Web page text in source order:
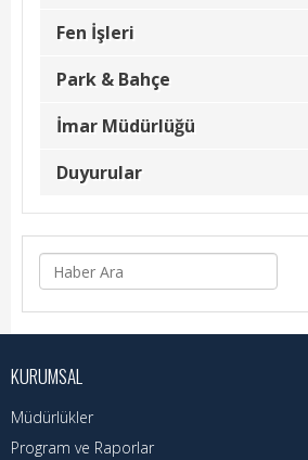
Planlanan Projeler
Kadın
Kültür
İmar Müdürlüğü
Fen İşleri
Park & Bahçe
İmar Müdürlüğü
Duyurular
KURUMSAL
Müdürlükler
Program ve Raporlar